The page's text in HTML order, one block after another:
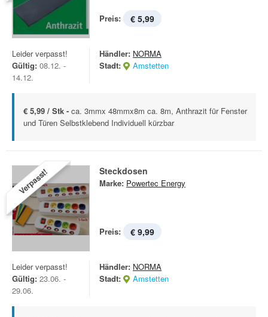
Preis: € 5,99
Leider verpasst!
Gültig: 08.12. -
14.12.
Händler: NORMA
Stadt:
Amstetten
€ 5,99 / Stk - ca. 3mmx 48mmx8m ca. 8m, Anthrazit für Fenster
und Türen Selbstklebend Individuell kürzbar
Verpasst! Steckdosen
Marke: Powertec Energy
Preis: € 9,99
Leider verpasst!
Gültig: 23.06. -
29.06.
Händler: NORMA
Stadt:
Amstetten